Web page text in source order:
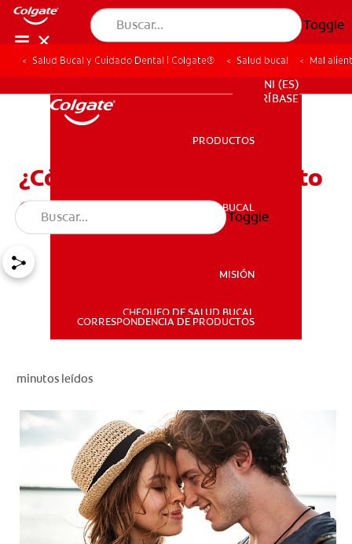
Toggle
SALUD BUCAL
PROMOCIONES
NI (ES)
SUSCRÍBASE
NI (ES)
SUSCRÍBASE
PRODUCTOS
SALUD BUCAL
MISIÓN
CHEQUEO DE SALUD BUCAL
CORRESPONDENCIA DE PRODUCTOS
Toggle
Salud Bucal y Cuidado Dental | Colgate® Salud bucal Mal
¿Cómo quitar el mal aliento
con remedios caseros?
minutos leídos